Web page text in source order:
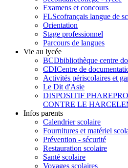
Examens et concours
FLScofrançais langue de
Orientation
Stage professionnel
Parcours de langues
Vie au lycée
BCDbibliothèque centre
CDICentre de
Activités périscolaires et
Le Dit d'Asie
DISPOSITIF PHARE
CONTRE LE
Infos parents
Calendrier scolaire
Fournitures et matériel
Prévention - sécurité
Restauration scolaire
Santé scolaire
Voyages scolaires